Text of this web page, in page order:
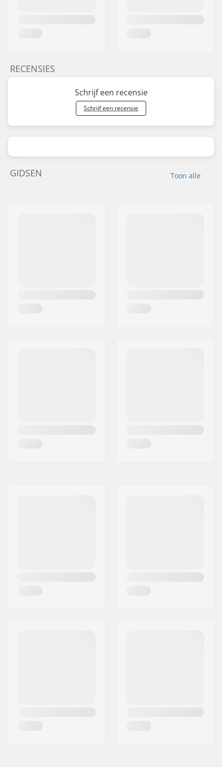
RECENSIES
Schrijf een recensie
Schrijf een recensie
Toon alle
GIDSEN